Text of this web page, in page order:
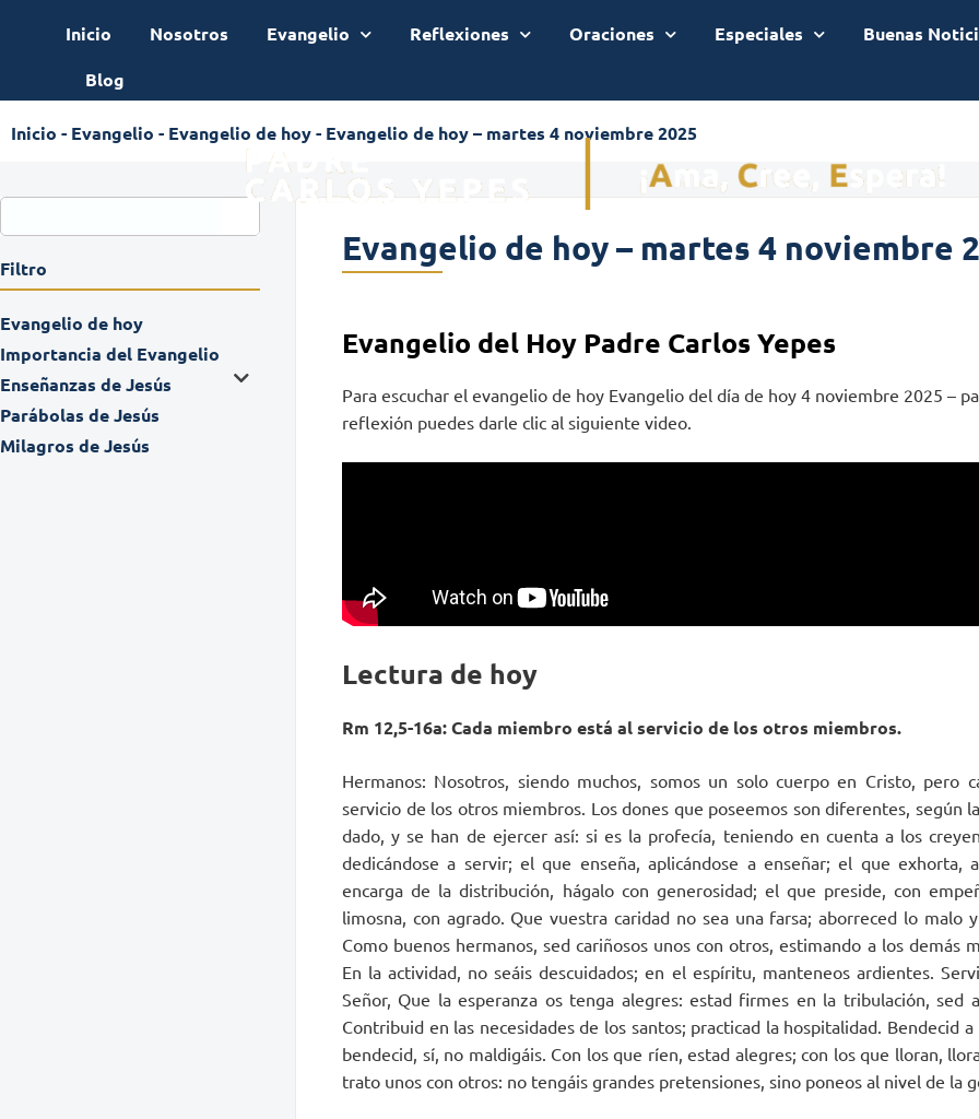
Inicio Nosotros Evangelio Reflexiones Oraciones Especiales
Buenas
Blog
Inicio - Evangelio - Evangelio de hoy- Evangelio de hoy – martes 4 noviembre 2025
Filtro
Evangelio de hoy
Importancia del Evangelio
Enseñanzas de Jesús
Parábolas de Jesús
Milagros de Jesús
Evangelio de hoy – martes 4 noviembre
Evangelio del Hoy Padre Carlos Yepes
Para escuchar el evangelio de hoy Evangelio del día de hoy 4 noviembre 2025 –
reflexión puedes darle clic al siguiente video.
Lectura de hoy
Rm 12,5-16a: Cada miembro está al servicio de los otros miembros.
Hermanos: Nosotros, siendo muchos, somos un solo cuerpo en Cristo, pero
servicio de los otros miembros. Los dones que poseemos son diferentes, según
dado, y se han de ejercer así: si es la profecía, teniendo en cuenta a los
dedicándose a servir; el que enseña, aplicándose a enseñar; el que exhorta,
encarga de la distribución, hágalo con generosidad; el que preside, con
limosna, con agrado. Que vuestra caridad no sea una farsa; aborreced lo malo
Como buenos hermanos, sed cariñosos unos con otros, estimando a los demás
En la actividad, no seáis descuidados; en el espíritu, manteneos ardientes.
Señor, Que la esperanza os tenga alegres: estad firmes en la tribulación, sed
Contribuid en las necesidades de los santos; practicad la hospitalidad. Bendecid
bendecid, sí, no maldigáis. Con los que ríen, estad alegres; con los que lloran,
trato unos con otros: no tengáis grandes pretensiones, sino poneos al nivel de la